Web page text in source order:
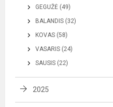
GEGUŽĖ (49)
BALANDIS (32)
KOVAS (58)
VASARIS (24)
SAUSIS (22)
2025